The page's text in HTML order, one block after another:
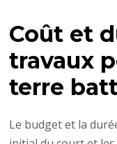
Coût et
travaux
terre
Le budget et la